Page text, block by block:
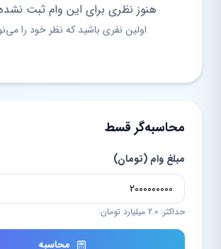
هنوز نظری برای این وام ثبت
اولین نفری باشید که نظر خود را
محاسبه‌گر قسط
مبلغ وام (تومان)
حداکثر: 2.0 میلیارد تومان